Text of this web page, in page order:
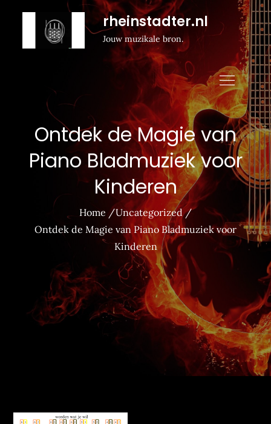
rheinstadter.nl
Jouw muzikale bron.
Ontdek de Magie van
Piano Bladmuziek voor
Kinderen
Home
Uncategorized
Ontdek de Magie van Piano Bladmuziek voor
Kinderen